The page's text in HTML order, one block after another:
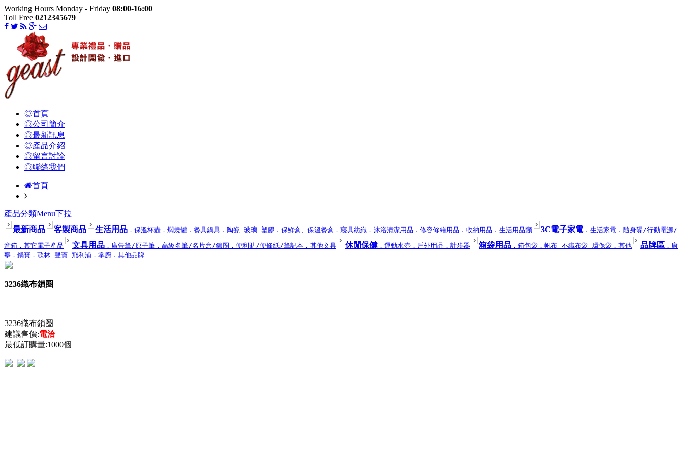
Working Hours Monday - Friday 08:00-16:00
Toll Free 0212345679
◎首頁
◎公司簡介
◎最新訊息
◎產品介紹
◎留言討論
◎聯絡我們
首頁
產品分類Menu下拉
最新商品
客製商品 生活用品 ．保溫杯壺 ．燜燒罐 ．餐具鍋具 ．陶瓷 玻璃 塑膠 ．保鮮盒、保溫餐盒 ．寢具紡織 ．沐浴清潔用品 ．修容修繕用品 ．收納用品 ．生活用品類 3C電子家電．生活家電 ．隨身碟/行動電源/
音箱 ．其它電子產品 文具用品 ．廣告筆/原子筆 ．高級名筆/名片盒/鎖圈 ．便利貼/便條紙/筆記本 ．其他文具 休閒保健 ．運動水壺 ．戶外用品 ．計步器 箱袋用品 ．箱包袋 ．帆布 不織布袋 環保袋 ．其他 品牌區 ．康
寧 ．鍋寶 ．歌林 聲寶 飛利浦 ．掌廚 ．其他品牌
3236織布鎖圈
3236織布鎖圈
建議售價:電洽
最低訂購量:1000個